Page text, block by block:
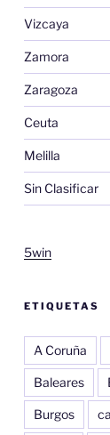
Vizcaya
Zamora
Zaragoza
Ceuta
Melilla
Sin Clasificar
5win
ETIQUETAS
A Coruña
Baleares
Burgos